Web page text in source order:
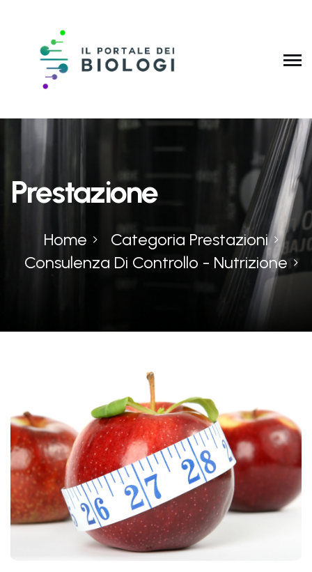
Prestazione
Home
Categoria Prestazioni
Consulenza Di Controllo - Nutrizione